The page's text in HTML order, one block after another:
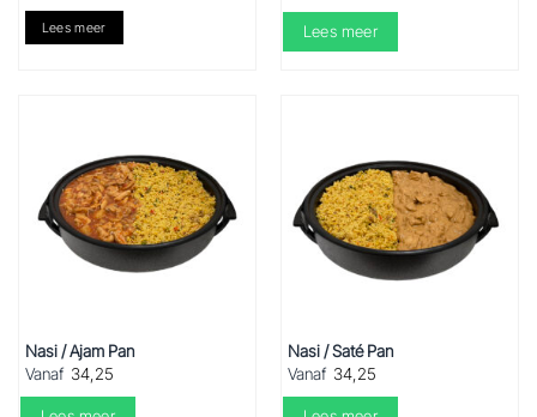
Lees meer Lees meer
Nasi / Ajam Pan
Vanaf 34,25
Nasi / Saté Pan
Vanaf 34,25